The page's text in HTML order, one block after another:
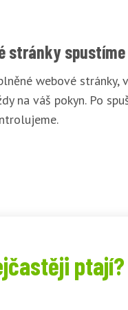
stránky spustíme
webové stránky,
na váš pokyn. Po
ptají?